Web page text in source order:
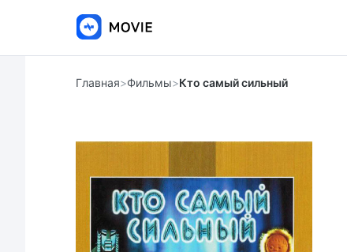
Главная>Фильмы>Кто самый сильный